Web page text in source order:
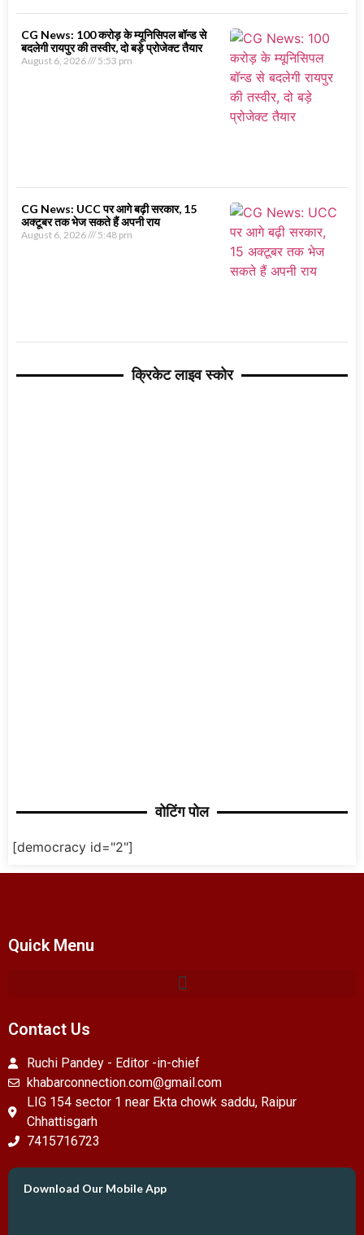
CG News: 100 करोड़ के म्यूनिसिपल बॉन्ड से
बदलेगी रायपुर की तस्वीर, दो बड़े प्रोजेक्ट तैयार
August 6, 2026 5:53 pm
CG News: UCC पर आगे बढ़ी सरकार, 15
अक्टूबर तक भेज सकते हैं अपनी राय
August 6, 2026 5:48 pm
क्रिकेट लाइव स्कोर
वोटिंग पोल
[democracy id="2"]
Quick Menu
Contact Us
Ruchi Pandey - Editor -in-chief
khabarconnection.com@gmail.com
LIG 154 sector 1 near Ekta chowk saddu, Raipur
Chhattisgarh
7415716723
Download Our Mobile App